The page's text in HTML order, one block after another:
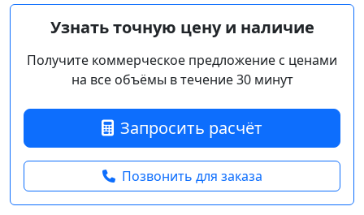
Узнать точную цену и наличие
Получите коммерческое предложение с ценами
на все объёмы в течение 30 минут
Запросить расчёт
Позвонить для заказа